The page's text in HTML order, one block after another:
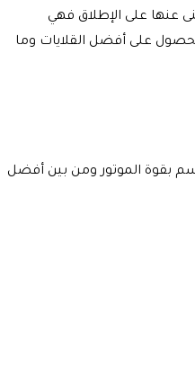
عنها على الإطلاق فهي
على أفضل القلايات وما
لكن دائمًا احرصي على شراء القلايات التي تتسم بقوة الموتور ومن بين أفضل